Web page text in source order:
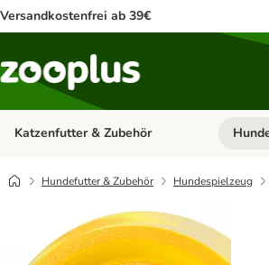
Versandkostenfrei ab 39€
Katzenfutter & Zubehör
Hundefutter & Zubehör Hundespielzeug